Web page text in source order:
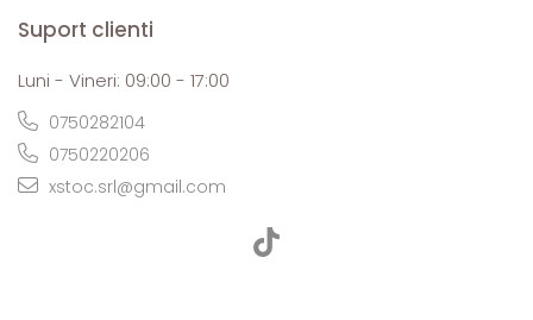
Suport clienti
Luni - Vineri: 09:00 - 17:00
0750282104
0750220206
xstoc.srl@gmail.com